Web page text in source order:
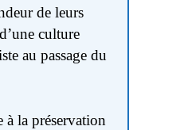
de leurs
culture
au passage du
à la préservation